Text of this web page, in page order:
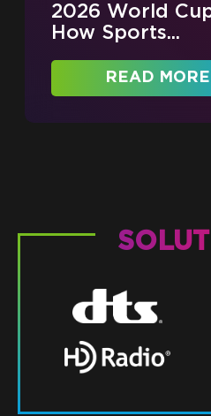
2026 World
How Sports...
READ MORE